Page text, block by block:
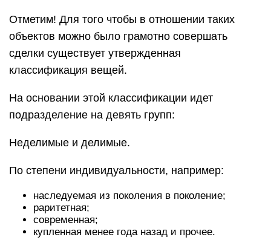
Отметим! Для того чтобы в отношении таких
объектов можно было грамотно совершать
сделки существует утвержденная
классификация вещей.
На основании этой классификации идет
подразделение на девять групп:
Неделимые и делимые.
По степени индивидуальности, например:
наследуемая из поколения в поколение;
раритетная;
современная;
купленная менее года назад и прочее.